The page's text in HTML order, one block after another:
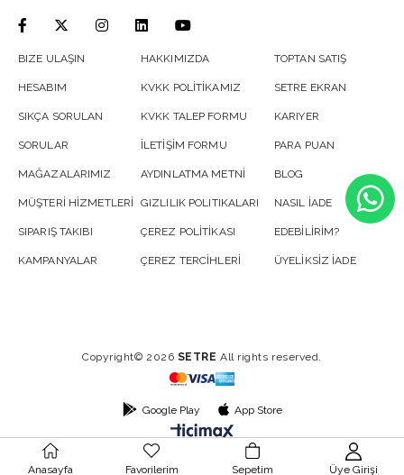
BIZE ULAŞIN
HESABIM
SIKÇA SORULAN
SORULAR
MAĞAZALARIMIZ
MÜŞTERİ HİZMETLERİ
SIPARIŞ TAKIBI
KAMPANYALAR
HAKKIMIZDA
KVKK POLİTİKAMIZ
KVKK TALEP FORMU
İLETİŞİM FORMU
AYDINLATMA METNİ
GIZLILIK POLITIKALARI
ÇEREZ POLİTİKASI
ÇEREZ TERCİHLERİ
TOPTAN SATIŞ
SETRE EKRAN
KARIYER
PARA PUAN
BLOG
NASIL İADE
EDEBİLİRİM?
ÜYELİKSİZ İADE
Copyright© 2026 SETRE All rights reserved.
Google Play App Store
Anasayfa Favorilerim Sepetim Üye Girişi